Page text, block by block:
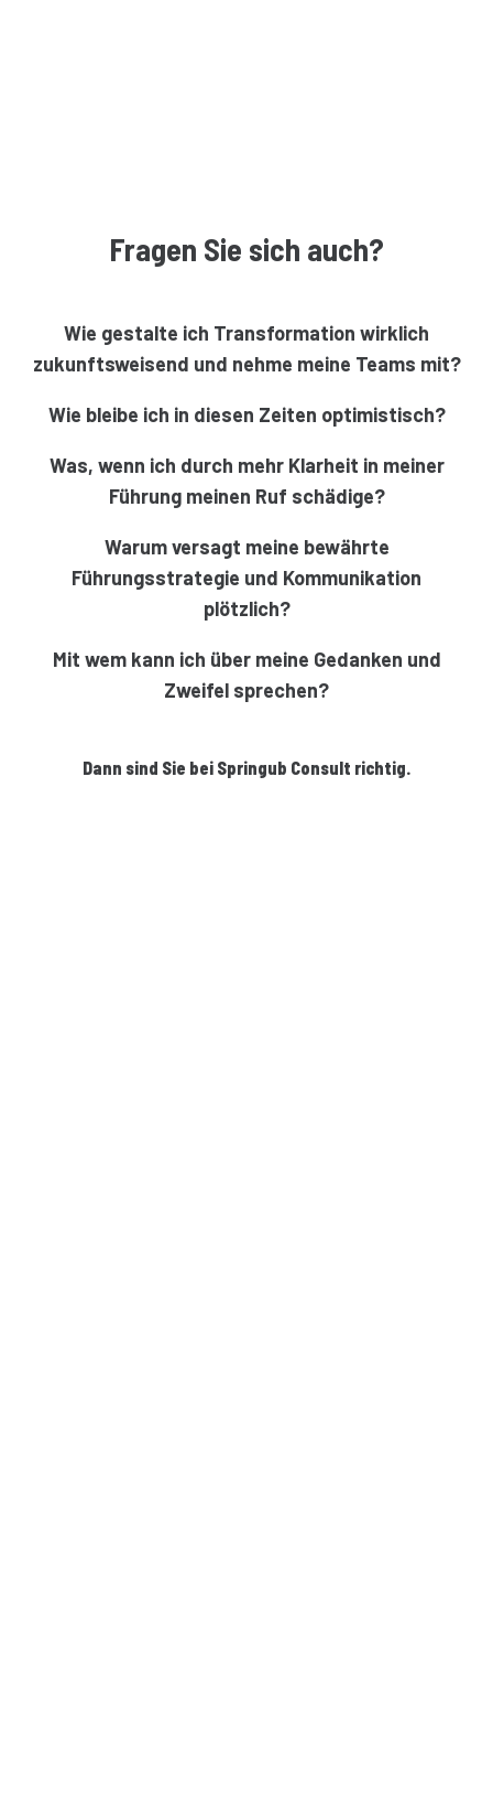
Fragen Sie sich auch?
Wie gestalte ich Transformation wirklich
zukunftsweisend und nehme meine Teams mit?
Wie bleibe ich in diesen Zeiten optimistisch?
Was, wenn ich durch mehr Klarheit in meiner
Führung meinen Ruf schädige?
Warum versagt meine bewährte
Führungsstrategie und Kommunikation
plötzlich?
Mit wem kann ich über meine Gedanken und
Zweifel sprechen?
Dann sind Sie bei Springub Consult richtig.